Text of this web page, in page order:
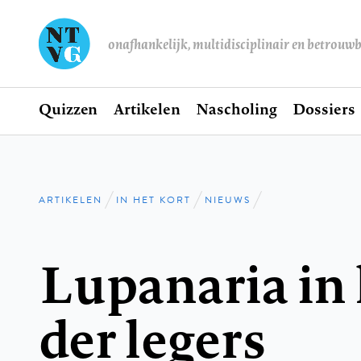
onafhankelijk, multidisciplinair en
Hoofdnavigatie
Home
Quizzen Artikelen Nascholing Dossiers
Kruimelpad
ARTIKELEN IN HET KORT NIEUWS
Lupanaria
der legers